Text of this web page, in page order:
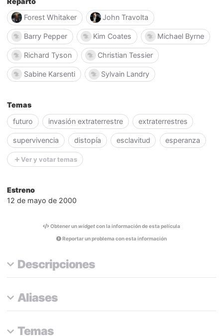
Forest Whitaker
John Travolta
Barry Pepper Kim Coates Michael Byrne
Richard Tyson Christian Tessier
Sabine Karsenti Sylvain Landry
Temas
futuro
invasión extraterrestre extraterrestres
supervivencia distopía esclavitud esperanza
Ver y votar temas
Estreno
12 de mayo de 2000
Obtener unwidgetcon la información de esta película
Reportar un problema con esta información
Descripciones
Aliases
Temas